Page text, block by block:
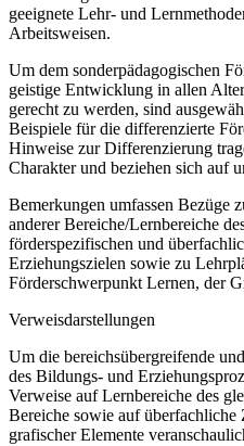
geeignete Lehr- und
Arbeitsweisen.
Um dem sonderpädagogischen
geistige Entwicklung in allen
gerecht zu werden, sind
Beispiele für die differenzierte
Hinweise zur Differenzierung
Charakter und beziehen sich auf
Bemerkungen umfassen Bezüge
anderer Bereiche/Lernbereiche
förderspezifischen und
Erziehungszielen sowie zu
Förderschwerpunkt Lernen, der
Verweisdarstellungen
Um die bereichsübergreifende
des Bildungs- und
Verweise auf Lernbereiche des
Bereiche sowie auf
grafischer Elemente